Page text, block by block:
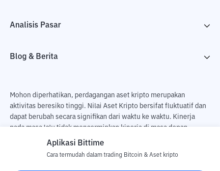
Analisis Pasar
Blog & Berita
Mohon diperhatikan, perdagangan aset kripto merupakan
aktivitas beresiko tinggi. Nilai Aset Kripto bersifat fluktuatif dan
dapat berubah secara signifikan dari waktu ke waktu. Kinerja
pada masa lalu tidak mencerminkan kinerja di masa depan.
Terdapat risiko kehilangan sebagai dampak dari membeli dan
pengguna. PT Utama Aset Digital Indonesia (Bittime) tidak
Aplikasi Bittime
Cara termudah dalam trading Bitcoin & Aset kripto